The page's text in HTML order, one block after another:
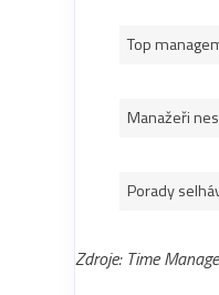
Top
Manažeři
Porady
Zdroje: Time